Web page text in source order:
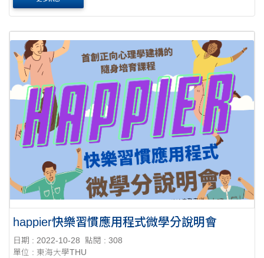
happier快樂習慣應用程式微學分說明會
日期 : 2022-10-28
點閱 : 308
單位 : 東海大學THU